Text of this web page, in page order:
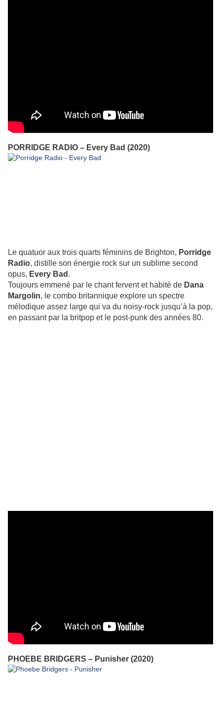
PORRIDGE RADIO – Every Bad (2020)
Le quatuor aux trois quarts féminins de Brighton, Porridge
Radio, distille son énergie rock sur un sublime second
opus, Every Bad .
Toujours emmené par le chant fervent et habité de Dana
Margolin, le combo britannique explore un spectre
mélodique assez large qui va du noisy-rock jusqu’à la pop,
en passant par la britpop et le post-punk des années 80.
PHOEBE BRIDGERS – Punisher (2020)